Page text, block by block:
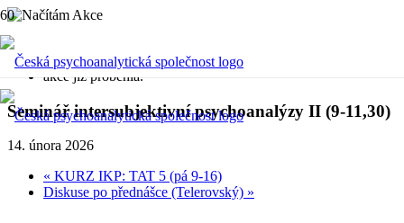
« Všechny Akce
akce již proběhla.
Seminář intersubjektivní psychoanalýzy II (9-11,30)
14. února 2026
« KURZ IKP: TAT 5 (pá 9-16)
Diskuse po přednášce (Telerovský) »